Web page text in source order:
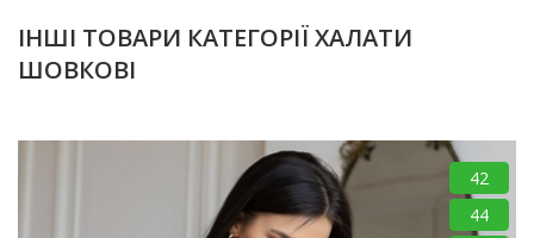
ІНШІ ТОВАРИ КАТЕГОРІЇ ХАЛАТИ
ШОВКОВІ
42
44